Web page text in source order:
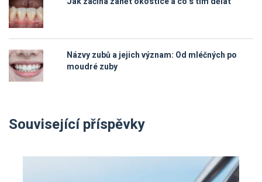
Názvy zubů a jejich význam: Od mléčných po
moudré zuby
Související příspěvky